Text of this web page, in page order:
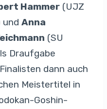
Hammer (UJZ
und Anna
(SU
Draufgabe
dann auch
Meistertitel in
Goshin-